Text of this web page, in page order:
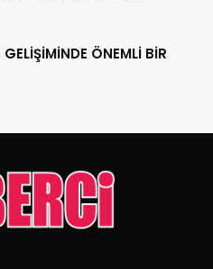
ÖNEMLİ BİR